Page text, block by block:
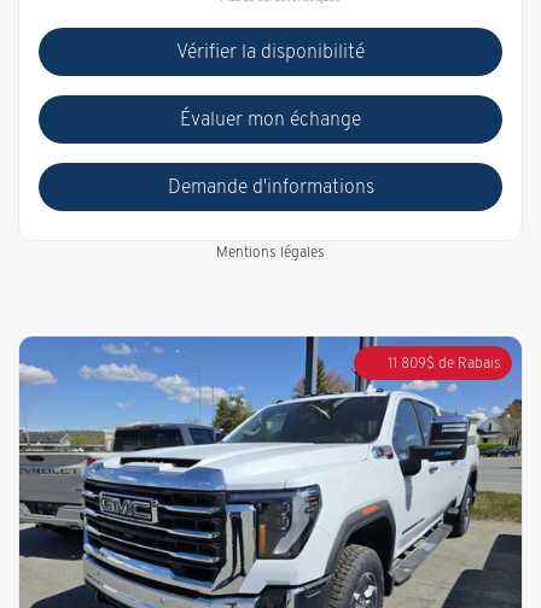
Vérifier la disponibilité
Évaluer mon échange
Demande d'informations
Mentions légales
11 809$ de Rabais